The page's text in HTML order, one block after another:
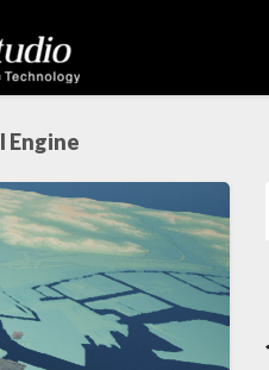
Engine